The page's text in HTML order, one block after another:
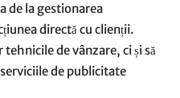
de la gestionarea
directă cu clienții.
de vânzare, ci și să
de publicitate